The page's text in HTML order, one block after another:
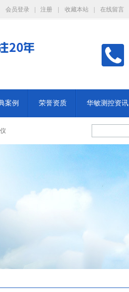
会员登录 注册 收藏本站 在线留言
案例 荣誉资质 华敏测控资讯